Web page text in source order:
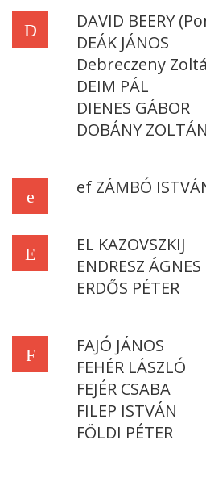
D
DAVID BEERY
DEÁK JÁNOS
Debreczeny
DEIM PÁL
DIENES GÁBOR
DOBÁNY
e ef ZÁMBÓ
E
EL KAZOVSZKIJ
ENDRESZ ÁGNES
ERDŐS PÉTER
F
FAJÓ JÁNOS
FEHÉR LÁSZLÓ
FEJÉR CSABA
FILEP ISTVÁN
FÖLDI PÉTER